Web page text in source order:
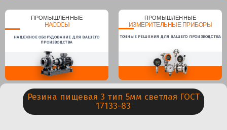
ПРОМЫШЛЕННЫЕ
НАСОСЫ
НАДЕЖНОЕ ОБОРУДОВАНИЕ ДЛЯ ВАШЕГО
ПРОИЗВОДСТВА
ПРОМЫШЛЕННЫЕ
ИЗМЕРИТЕЛЬНЫЕ ПРИБОРЫ
ТОЧНЫЕ РЕШЕНИЯ ДЛЯ ВАШЕГО ПРОИЗВОДСТВА
Резина пищевая 3 тип 5мм светлая ГОСТ
17133-83